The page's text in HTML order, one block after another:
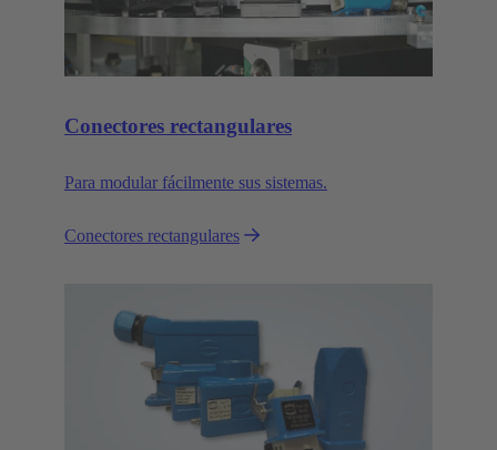
Conectores rectangulares
Para modular fácilmente sus sistemas.
Conectores rectangulares